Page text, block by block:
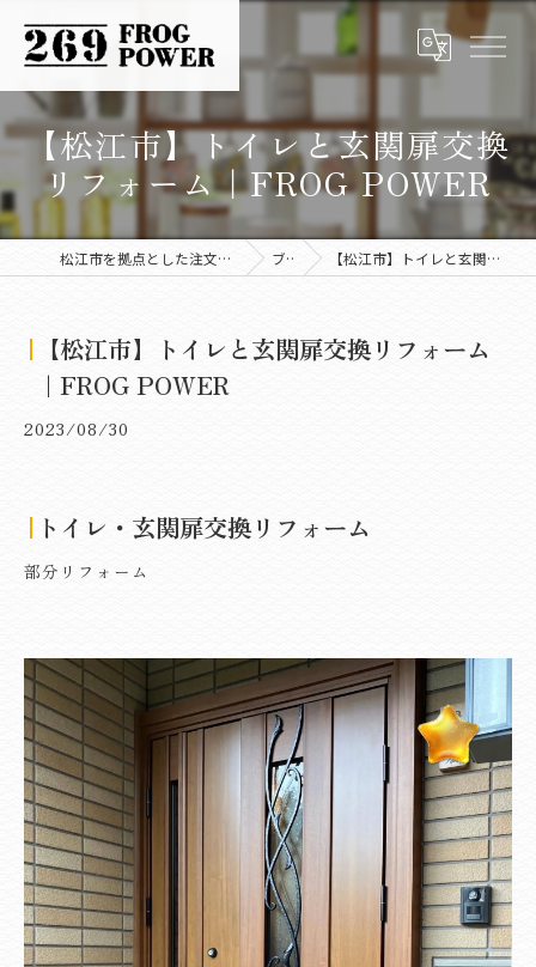
【松江市】トイレと玄関扉交換
リフォーム｜FROG POWER
松江市を拠点とした注文住宅なら株式会社FROG POWER ブログ 【松江市】トイレと玄関扉交換リフォーム｜FROG POWER
【松江市】トイレと玄関扉交換リフォーム
｜FROG POWER
2023/08/30
トイレ・玄関扉交換リフォーム
部分リフォーム